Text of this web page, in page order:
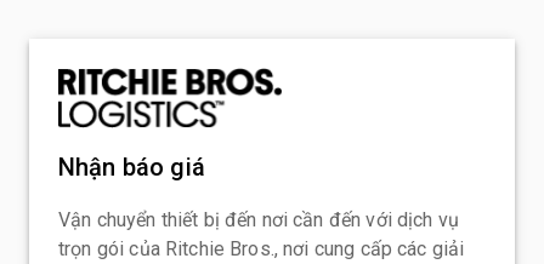
Nhận báo giá
Vận chuyển thiết bị đến nơi cần đến với dịch vụ
trọn gói của Ritchie Bros., nơi cung cấp các giải